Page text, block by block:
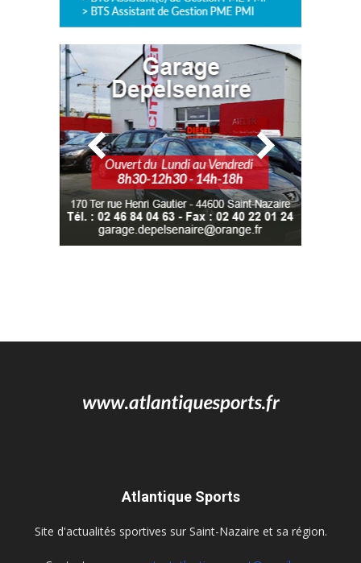
Atlantique Sports
Site d'actualités sportives sur Saint-Nazaire et sa région.